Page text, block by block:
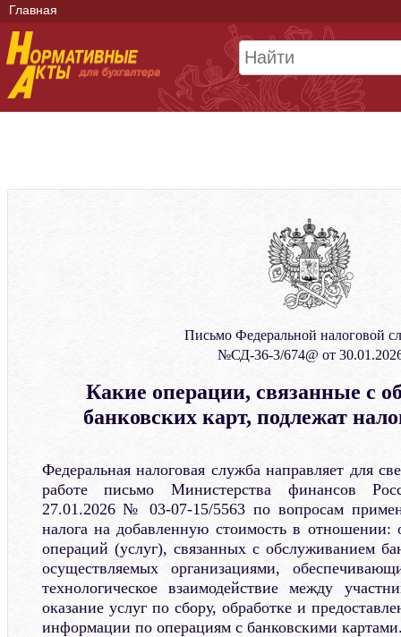
Главная
Письмо Федеральной налоговой
№СД-36-3/674@ от
Какие операции, связанные с
банковских карт, подлежат
Федеральная налоговая служба направляет для
работе письмо Министерства финансов
27.01.2026 № 03-07-15/5563 по вопросам
налога на добавленную стоимость в отношении:
операций (услуг), связанных с обслуживанием
осуществляемых организациями,
технологическое взаимодействие между
оказание услуг по сбору, обработке и
информации по операциям с банковскими